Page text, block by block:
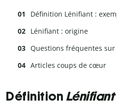
Définition Lénifiant :
Lénifiant : origine
Questions fréquentes
Articles coups de cœur
Définition Lénifiant